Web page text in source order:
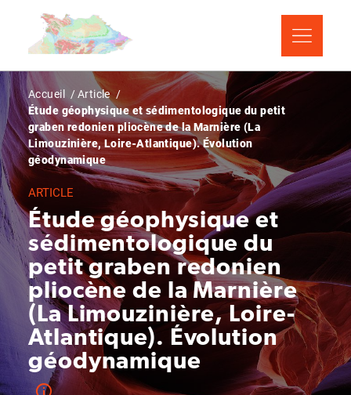
contenu
Fil
d'Ariane
Accueil
Article
Étude géophysique et sédimentologique du petit
graben redonien pliocène de la Marnière (La
Limouzinière, Loire-Atlantique). Évolution
géodynamique
ARTICLE
Étude géophysique et
sédimentologique du
petit graben redonien
pliocène de la Marnière
(La Limouzinière, Loire-
Atlantique). Évolution
géodynamique